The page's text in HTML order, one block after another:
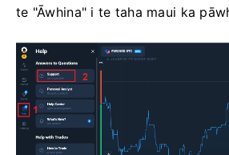
te "Āwhina" i te taha maui ka